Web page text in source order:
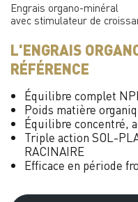
Engrais organo-minéral
avec stimulateur de
L'ENGRAIS
RÉFÉRENCE
Équilibre complet
Poids matière
Équilibre concentré,
Triple action SOL-
RACINAIRE
Efficace en période